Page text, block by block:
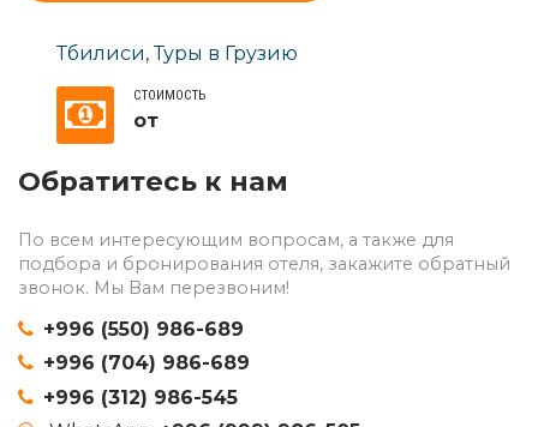
Тбилиси,Туры в Грузию
СТОИМОСТЬ
от
Обратитесь к нам
По всем интересующим вопросам, а также для
подбора и бронирования отеля, закажите обратный
звонок. Мы Вам перезвоним!
+996 (550) 986-689
+996 (704) 986-689
+996 (312) 986-545